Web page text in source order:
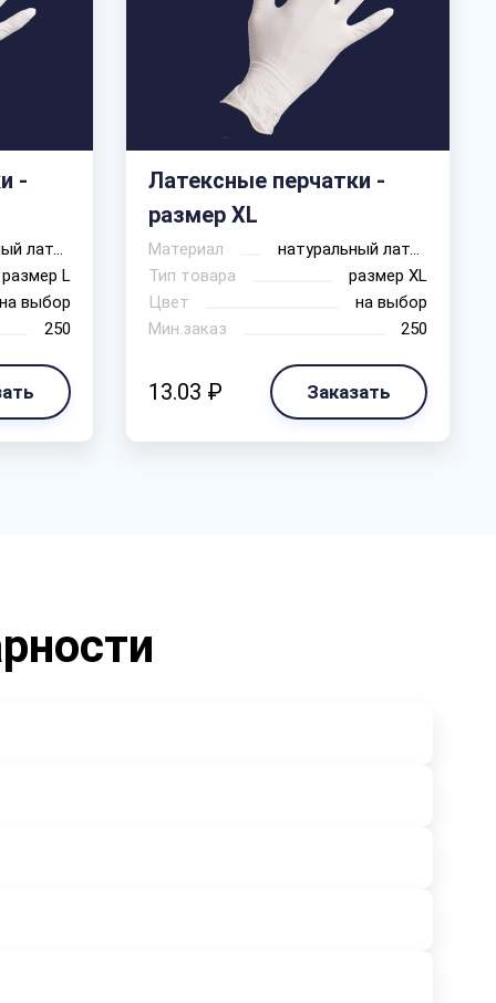
-
натуральный латекс
размер L
выбор
250
Латексные перчатки -
размер XL
Материал
Тип товара
размер XL
Цвет
на выбор
Мин.заказ
250
13.03 ₽ Заказать